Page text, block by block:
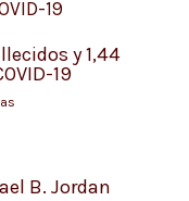
y 1,44
19
B. Jordan